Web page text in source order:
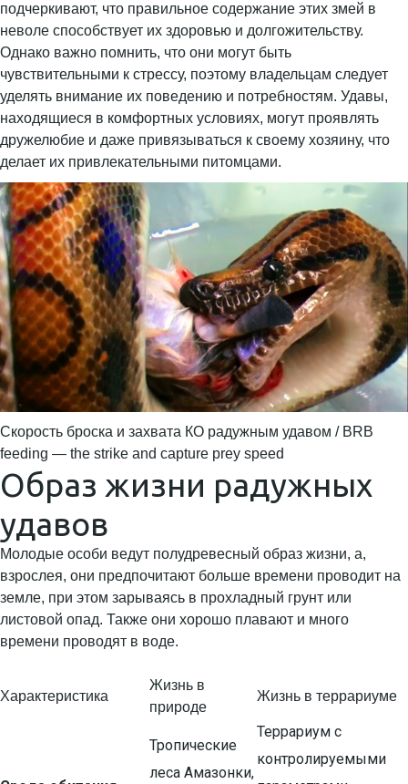
подчеркивают, что правильное содержание этих змей в
неволе способствует их здоровью и долгожительству.
Однако важно помнить, что они могут быть
чувствительными к стрессу, поэтому владельцам следует
уделять внимание их поведению и потребностям. Удавы,
находящиеся в комфортных условиях, могут проявлять
дружелюбие и даже привязываться к своему хозяину, что
делает их привлекательными питомцами.
Скорость броска и захвата КО радужным удавом / BRB
feeding — the strike and capture prey speed
Образ жизни радужных
удавов
Молодые особи ведут полудревесный образ жизни, а,
взрослея, они предпочитают больше времени проводит на
земле, при этом зарываясь в прохладный грунт или
листовой опад. Также они хорошо плавают и много
времени проводят в воде.
Характеристика
Жизнь в
природе
Жизнь в террариуме
Тропические
леса Амазонки,
Террариум с
контролируемыми